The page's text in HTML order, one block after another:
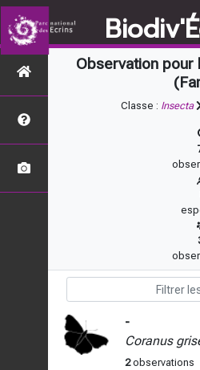
Observation pour
Classe : Insecta
-
Coranus
2observations